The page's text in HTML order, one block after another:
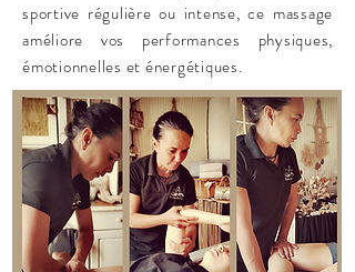
sportive régulière ou intense, ce massage
améliore vos performances physiques,
émotionnelles et énergétiques.